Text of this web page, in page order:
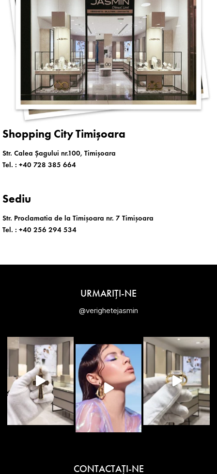
Shopping City Timișoara
Str. Calea Șagului nr.100, Timișoara
Tel. : +40 728 385 664
Sediu
Str. Proclamatia de la Timișoara nr. 7 Timișoara
Tel. : +40 256 294 534
URMARIȚI-NE
@verighetejasmin
CONTACTAŢI-NE